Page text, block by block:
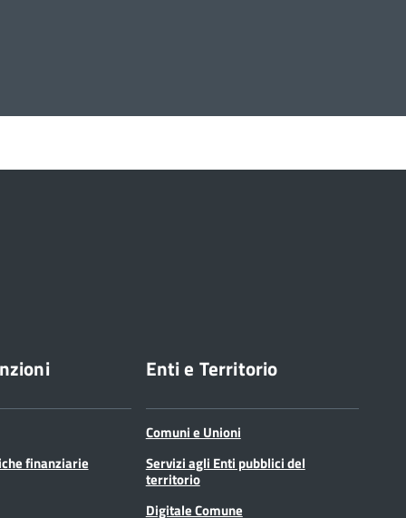
finanziarie
Enti e Territorio
Comuni e Unioni
Servizi agli Enti pubblici del
territorio
Digitale Comune